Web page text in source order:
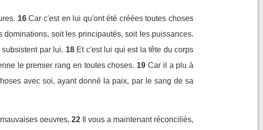
16 Car c'est en lui qu'ont été créées toutes choses
soit les principautés, soit les puissances.
subsistent par lui. 18 Et c'est lui qui est la tête du corps
le premier rang en toutes choses. 19 Car il a plu à
avec soi, ayant donné la paix, par le sang de sa
oeuvres, 22
Il vous a maintenant réconciliés,